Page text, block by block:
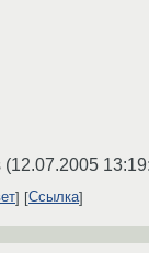
(12.07.2005
Ссылка